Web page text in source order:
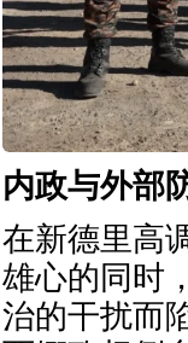
内政与外部
在新德里高
雄心的同时
治的干扰而